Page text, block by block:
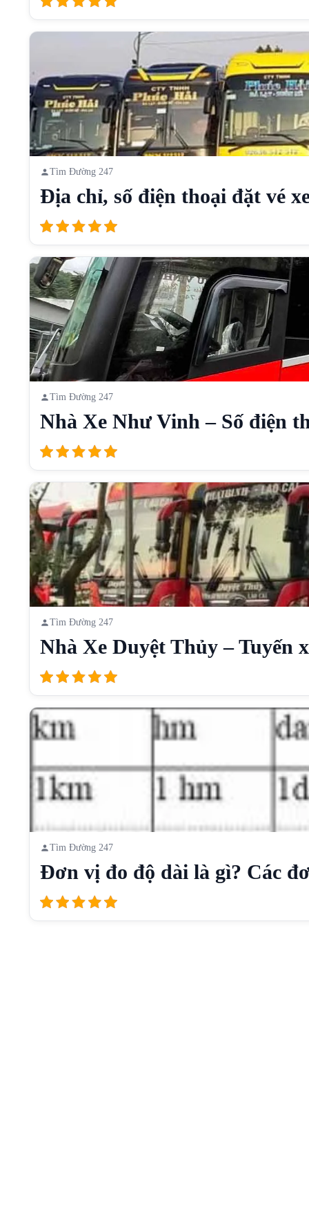
Tìm Đường 247
Địa chỉ, số điện thoại đặt vé
Tìm Đường 247
Nhà Xe Như Vinh – Số điện
Tìm Đường 247
Nhà Xe Duyệt Thủy – Tuyến
Tìm Đường 247
Đơn vị đo độ dài là gì? Các